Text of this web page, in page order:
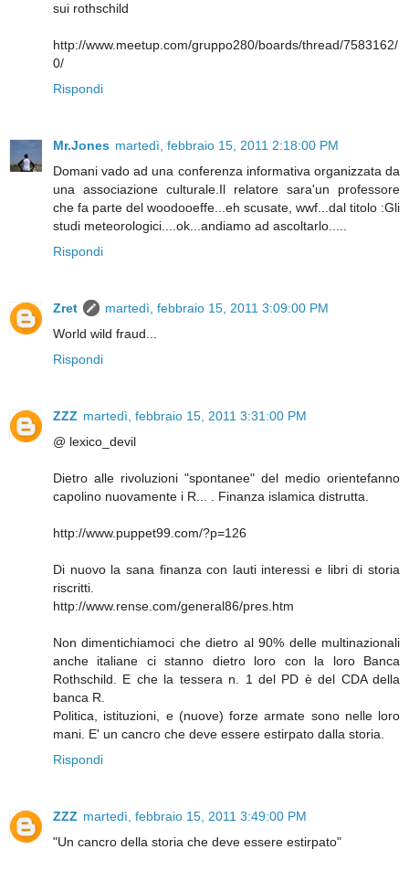
sui rothschild
http://www.meetup.com/gruppo280/boards/thread/7583162/
0/
Rispondi
Mr.Jones martedì, febbraio 15, 2011 2:18:00 PM
Domani vado ad una conferenza informativa organizzata da
una associazione culturale.Il relatore sara'un professore
che fa parte del woodooeffe...eh scusate, wwf...dal titolo :Gli
studi meteorologici....ok...andiamo ad ascoltarlo.....
Rispondi
Zret
martedì, febbraio 15, 2011 3:09:00 PM
World wild fraud...
Rispondi
ZZZ martedì, febbraio 15, 2011 3:31:00 PM
@ lexico_devil
Dietro alle rivoluzioni "spontanee" del medio orientefanno
capolino nuovamente i R... . Finanza islamica distrutta.
http://www.puppet99.com/?p=126
Di nuovo la sana finanza con lauti interessi e libri di storia
riscritti.
http://www.rense.com/general86/pres.htm
Non dimentichiamoci che dietro al 90% delle multinazionali
anche italiane ci stanno dietro loro con la loro Banca
Rothschild. E che la tessera n. 1 del PD è del CDA della
banca R.
Politica, istituzioni, e (nuove) forze armate sono nelle loro
mani. E' un cancro che deve essere estirpato dalla storia.
Rispondi
ZZZ martedì, febbraio 15, 2011 3:49:00 PM
"Un cancro della storia che deve essere estirpato"